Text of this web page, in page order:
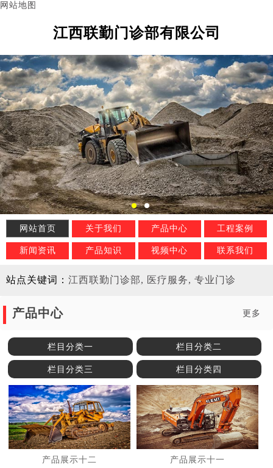
网站地图
江西联勤门诊部有限公司
网站首页 关于我们 产品中心 工程案例
新闻资讯 产品知识 视频中心 联系我们
站点关键词： 江西联勤门诊部, 医疗服务, 专业门诊
产品中心 更多
栏目分类一 栏目分类二
栏目分类三 栏目分类四
产品展示十二 产品展示十一